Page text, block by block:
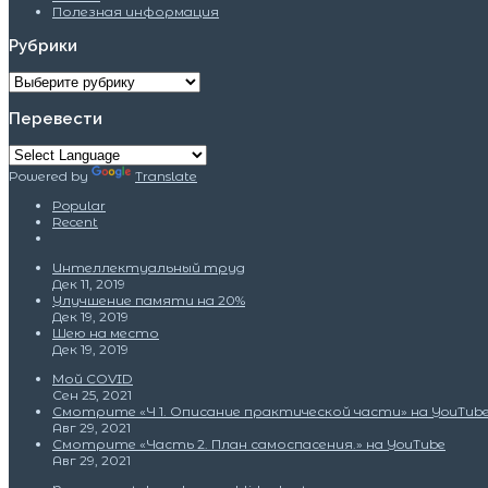
Полезная информация
Рубрики
Рубрики
Перевести
Powered by
Translate
Popular
Recent
Интеллектуальный труд
Дек 11, 2019
Улучшение памяти на 20%
Дек 19, 2019
Шею на место
Дек 19, 2019
Мой COVID
Сен 25, 2021
Смотрите «Ч 1. Описание практической части» на
Авг 29, 2021
Смотрите «Часть 2. План самоспасения.» на YouTube
Авг 29, 2021